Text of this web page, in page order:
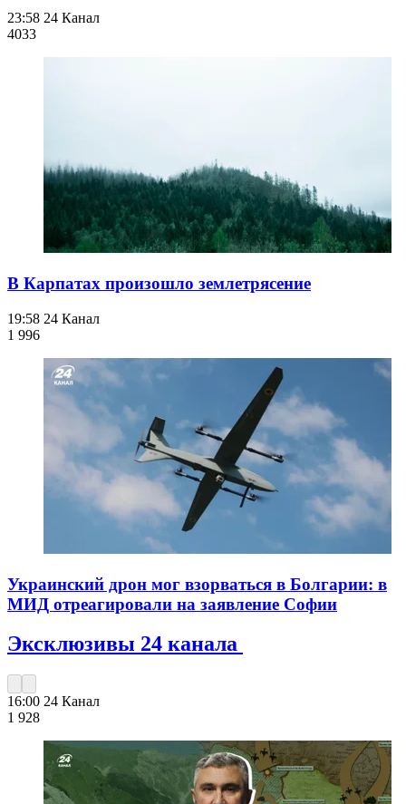
23:58 24 Канал
4033
В Карпатах произошло землетрясение
19:58 24 Канал
1 996
Украинский дрон мог взорваться в Болгарии: в
МИД отреагировали на заявление Софии
Эксклюзивы 24 канала
16:00 24 Канал
1 928